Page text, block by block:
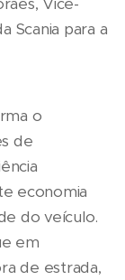
Scania para a
o
de
economia
do veículo.
em
de estrada,